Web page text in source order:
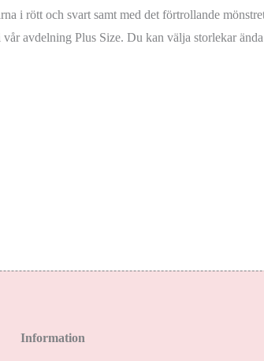
i rött och svart samt med det förtrollande
avdelning Plus Size. Du kan välja storlekar
Information